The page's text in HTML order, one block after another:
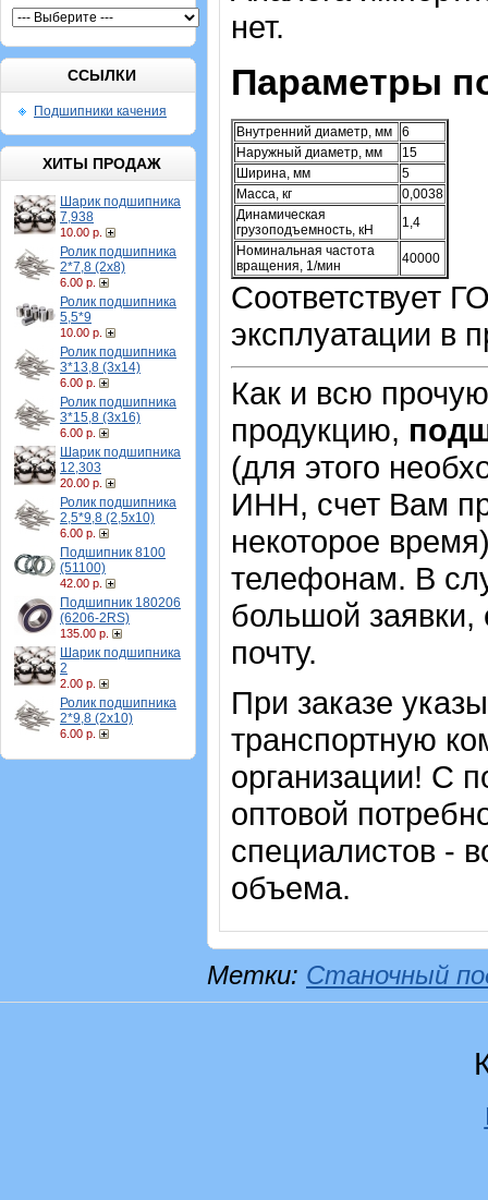
ССЫЛКИ
Подшипники качения
ХИТЫ ПРОДАЖ
Шарик подшипника
7,938
10.00 р.
Ролик подшипника
2*7,8 (2х8)
6.00 р.
Ролик подшипника
5,5*9
10.00 р.
Ролик подшипника
3*13,8 (3х14)
6.00 р.
Ролик подшипника
3*15,8 (3х16)
6.00 р.
Шарик подшипника
12,303
20.00 р.
Ролик подшипника
2,5*9,8 (2,5х10)
6.00 р.
Подшипник 8100
(51100)
42.00 р.
Подшипник 180206
(6206-2RS)
135.00 р.
Шарик подшипника
2
2.00 р.
Ролик подшипника
2*9,8 (2х10)
6.00 р.
нет.
Параметры
Внутренний диаметр, мм
6
Наружный диаметр, мм
15
Ширина, мм
5
Масса, кг
0,0038
Динамическая
грузоподъемность, кН
1,4
Номинальная частота
вращения, 1/мин
40000
Соответствует
эксплуатации в
Как и всю прочую
продукцию,
(для этого
ИНН, счет Вам
некоторое
телефонам. В
большой заявки,
почту.
При заказе
транспортную
организации! С
оптовой
специалистов -
объема.
Метки: Станочный